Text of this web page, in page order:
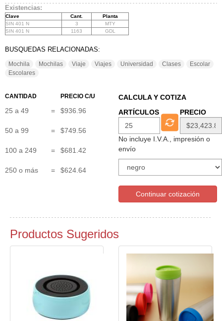
Existencias:
Clave Cant.
Planta
SIN 401 N
3
MTY
SIN 401 N
1163 GDL
BUSQUEDAS RELACIONADAS:
Mochila Mochilas Viaje Viajes Universidad Clases
Escolar
Escolares
CANTIDAD PRECIO C/U
25 a 49 = $936.96
50 a 99 = $749.56
100 a 249 = $681.42
250 o más = $624.64
CALCULA Y COTIZA
ARTÍCULOS
PRECIO
No incluye I.V.A., impresión o
envío
Continuar cotización
Productos Sugeridos